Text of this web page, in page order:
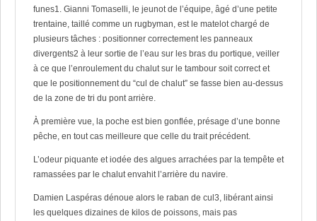
funes1. Gianni Tomaselli, le jeunot de l’équipe, âgé d’une petite
trentaine, taillé comme un rugbyman, est le matelot chargé de
plusieurs tâches : positionner correctement les panneaux
divergents2 à leur sortie de l’eau sur les bras du portique, veiller
à ce que l’enroulement du chalut sur le tambour soit correct et
que le positionnement du “cul de chalut” se fasse bien au-dessus
de la zone de tri du pont arrière.
À première vue, la poche est bien gonflée, présage d’une bonne
pêche, en tout cas meilleure que celle du trait précédent.
L’odeur piquante et iodée des algues arrachées par la tempête et
ramassées par le chalut envahit l’arrière du navire.
Damien Laspéras dénoue alors le raban de cul3, libérant ainsi
les quelques dizaines de kilos de poissons, mais pas